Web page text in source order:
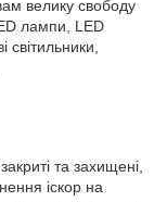
велику свободу
лампи, LED
світильники,
та захищені,
іскор на